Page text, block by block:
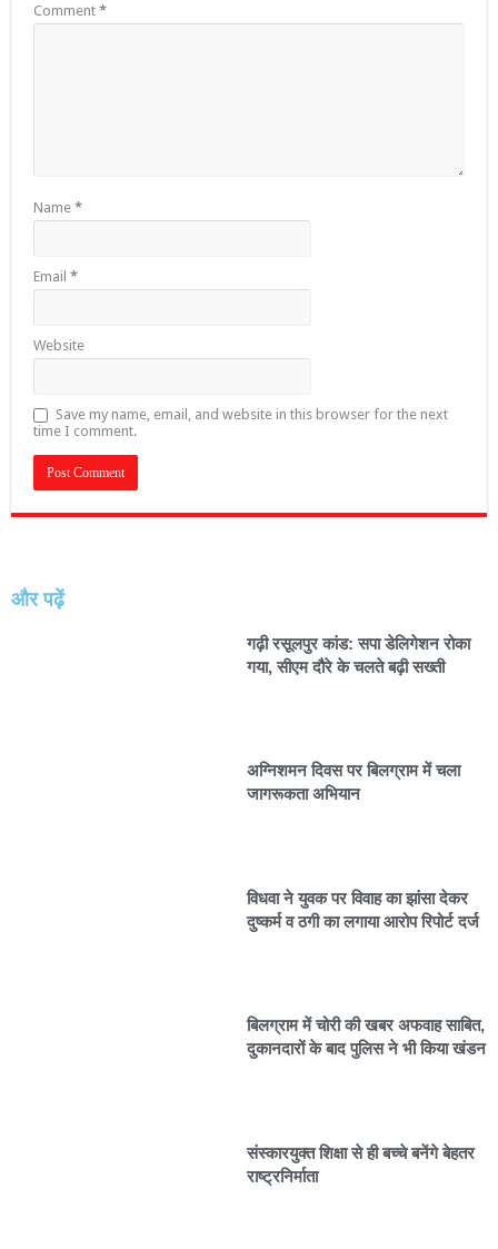
Comment *
Name *
Email *
Website
Save my name, email, and website in this browser for the next
time I comment.
और पढ़ें
गढ़ी रसूलपुर कांड: सपा डेलिगेशन रोका
गया, सीएम दौरे के चलते बढ़ी सख्ती
अग्निशमन दिवस पर बिलग्राम में चला
जागरूकता अभियान
विधवा ने युवक पर विवाह का झांसा देकर
दुष्कर्म व ठगी का लगाया आरोप रिपोर्ट दर्ज
बिलग्राम में चोरी की खबर अफवाह साबित,
दुकानदारों के बाद पुलिस ने भी किया खंडन
संस्कारयुक्त शिक्षा से ही बच्चे बनेंगे बेहतर
राष्ट्रनिर्माता